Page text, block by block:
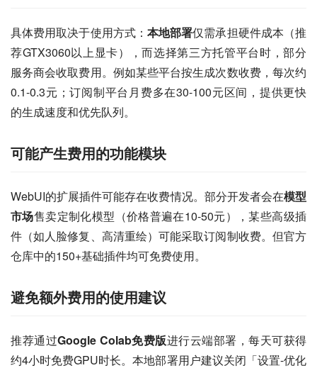
具体费用取决于使用方式： 本地部署仅需承担硬件成本（推
荐GTX3060以上显卡），而选择第三方托管平台时，部分
服务商会收取费用。例如某些平台按生成次数收费，每次约
0.1-0.3元；订阅制平台月费多在30-100元区间，提供更快
的生成速度和优先队列。
可能产生费用的功能模块
WebUI的扩展插件可能存在收费情况。部分开发者会在模型
市场售卖定制化模型（价格普遍在10-50元），某些高级插
件（如人脸修复、高清重绘）可能采取订阅制收费。但官方
仓库中的150+基础插件均可免费使用。
避免额外费用的使用建议
推荐通过Google Colab免费版进行云端部署，每天可获得
约4小时免费GPU时长。本地部署用户建议关闭「设置-优化